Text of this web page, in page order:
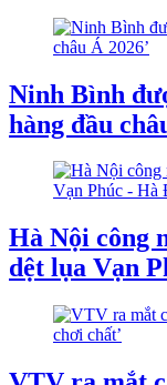
Ninh Bình
hàng đầu
Hà Nội công
dệt lụa Vạn